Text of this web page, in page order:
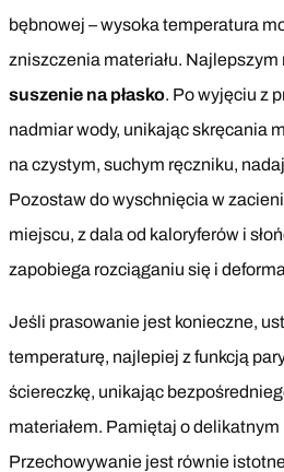
bębnowej – wysoka temperatura
zniszczenia materiału.
suszenie na płasko. Po wyjęciu z
nadmiar wody, unikając skręcania
na czystym, suchym ręczniku,
Pozostaw do wyschnięcia w
miejscu, z dala od kaloryferów i
zapobiega rozciąganiu się i
Jeśli prasowanie jest konieczne,
temperaturę, najlepiej z funkcją
ściereczkę, unikając
materiałem. Pamiętaj o
Przechowywanie jest równie